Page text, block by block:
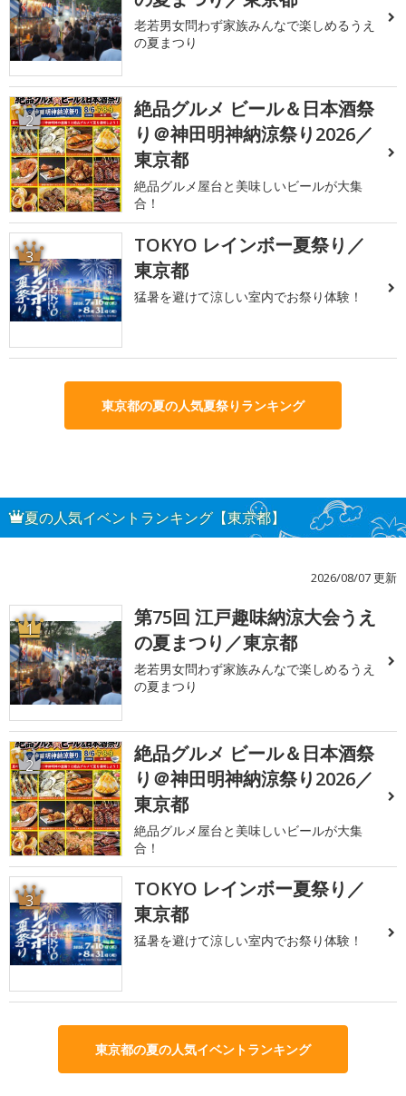
老若男女問わず家族みんなで楽しめるうえ
の夏まつり
2
絶品グルメ ビール＆日本酒祭
り＠神田明神納涼祭り2026／
東京都
絶品グルメ屋台と美味しいビールが大集
合！
3
TOKYO レインボー夏祭り／
東京都
猛暑を避けて涼しい室内でお祭り体験！
東京都の夏の人気夏祭りランキング
夏の人気イベントランキング【東京都】
2026/08/07 更新
1
第75回 江戸趣味納涼大会うえ
の夏まつり／東京都
老若男女問わず家族みんなで楽しめるうえ
の夏まつり
2
絶品グルメ ビール＆日本酒祭
り＠神田明神納涼祭り2026／
東京都
絶品グルメ屋台と美味しいビールが大集
合！
3
TOKYO レインボー夏祭り／
東京都
猛暑を避けて涼しい室内でお祭り体験！
東京都の夏の人気イベントランキング